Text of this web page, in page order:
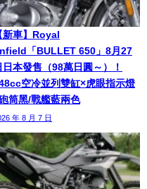
新車】Royal
「BULLET 650」8月27
日本發售（98萬日圓～）！
空冷並列雙缸×虎眼指示燈
筒黑/戰艦藍兩色
年 8 月 7 日